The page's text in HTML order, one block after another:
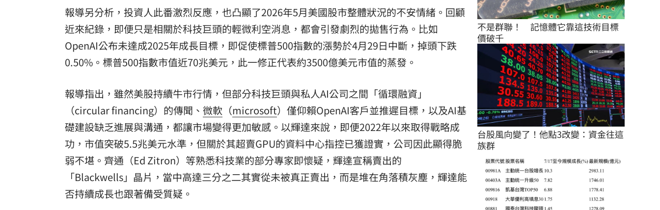
報導另分析，投資人此番激烈反應，也凸顯了2026年5月美國股市整體狀況的不安情緒。回顧
近來紀錄，即便只是相關於科技巨頭的輕微利空消息，都會引發劇烈的拋售行為。比如
OpenAI公布未達成2025年成長目標，即促使標普500指數的漲勢於4月29日中斷，掉頭下跌
0.50%。標普500指數市值近70兆美元，此一修正代表約3500億美元市值的蒸發。
報導指出，雖然美股持續牛市行情，但部分科技巨頭與私人AI公司之間「循環融資」
（circular financing）的傳聞、 微軟 （microsoft）僅仰賴OpenAI客戶並推遲目標，以及AI基
礎建設缺乏進展與溝通，都讓市場變得更加敏感。以輝達來說，即便2022年以來取得戰略成
功，市值突破5.5兆美元水準，但關於其超賣GPU的資料中心指控已獲證實，公司因此顯得脆
弱不堪。齊通（Ed Zitron）等熟悉科技業的部分專家即懷疑，輝達宣稱賣出的
「Blackwells」晶片，當中高達三分之二其實從未被真正賣出，而是堆在角落積灰塵，輝達能
否持續成長也跟著備受質疑。
不是群聯！　記憶體它靠這技術目標
價破千
台股風向變了！他點3改變：資金往這
族群